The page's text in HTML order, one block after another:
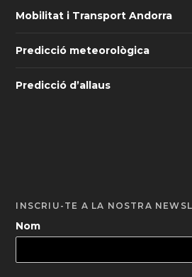
Mobilitat i Transport Andorra
Predicció meteorològica
Predicció d’allaus
INSCRIU-TE A LA NOSTRA
Nom